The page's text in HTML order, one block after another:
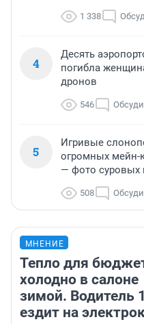
1 338
4
Десять
погибла
дронов
546
5
Игривые
огромных мейн-
— фото суровых
508
МНЕНИЕ
Тепло для
холодно в салоне
зимой. Водитель
ездит на